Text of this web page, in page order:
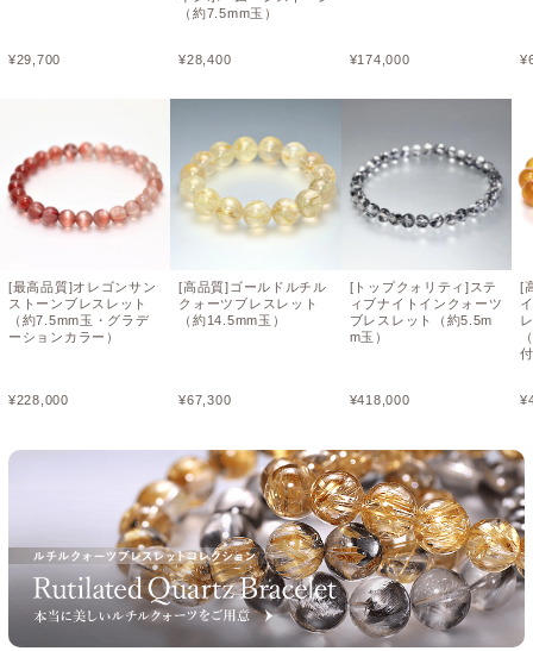
¥29,700
[最高品質]オレゴンサン
ストーンブレスレット
（約7.5mm玉・グラデ
ーションカラー）
¥228,000
（約7.5mm玉）
¥28,400
[高品質]ゴールドルチル
クォーツブレスレット
（約14.5mm玉）
¥67,300
¥174,000
[トップクォリティ]ステ
ィブナイトインクォーツ
ブレスレット（約5.5m
m玉）
¥418,000
¥
[
¥